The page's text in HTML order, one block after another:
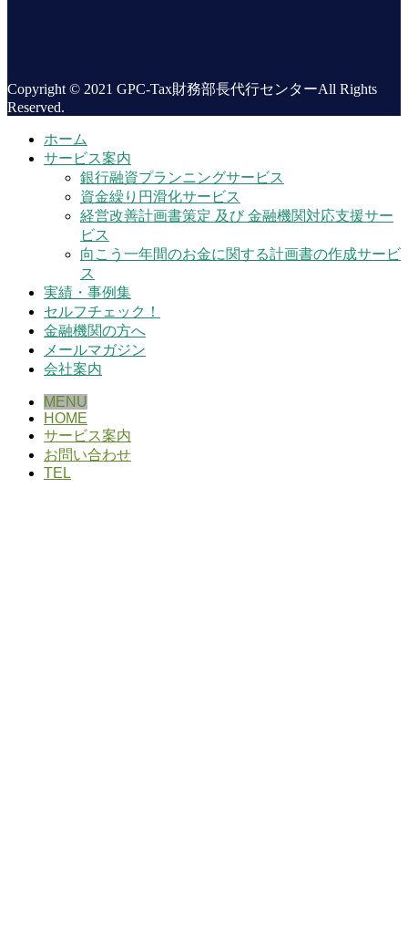
Copyright © 2021 GPC-Tax財務部長代行センターAll Rights
Reserved.
ホーム
サービス案内
銀行融資プランニングサービス
資金繰り円滑化サービス
経営改善計画書策定 及び 金融機関対応支援サー
ビス
向こう一年間のお金に関する計画書の作成サービ
ス
実績・事例集
セルフチェック！
金融機関の方へ
メールマガジン
会社案内
MENU
HOME
サービス案内
お問い合わせ
TEL